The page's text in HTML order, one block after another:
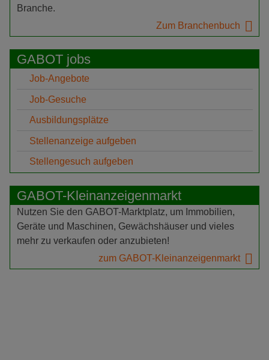
Branche.
Zum Branchenbuch
GABOT jobs
Job-Angebote
Job-Gesuche
Ausbildungsplätze
Stellenanzeige aufgeben
Stellengesuch aufgeben
GABOT-Kleinanzeigenmarkt
Nutzen Sie den GABOT-Marktplatz, um Immobilien,
Geräte und Maschinen, Gewächshäuser und vieles
mehr zu verkaufen oder anzubieten!
zum GABOT-Kleinanzeigenmarkt